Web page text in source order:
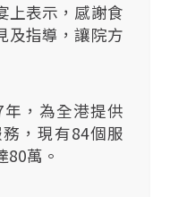
上表示，感謝食
及指導，讓院方
，為全港提供
，現有84個服
萬。